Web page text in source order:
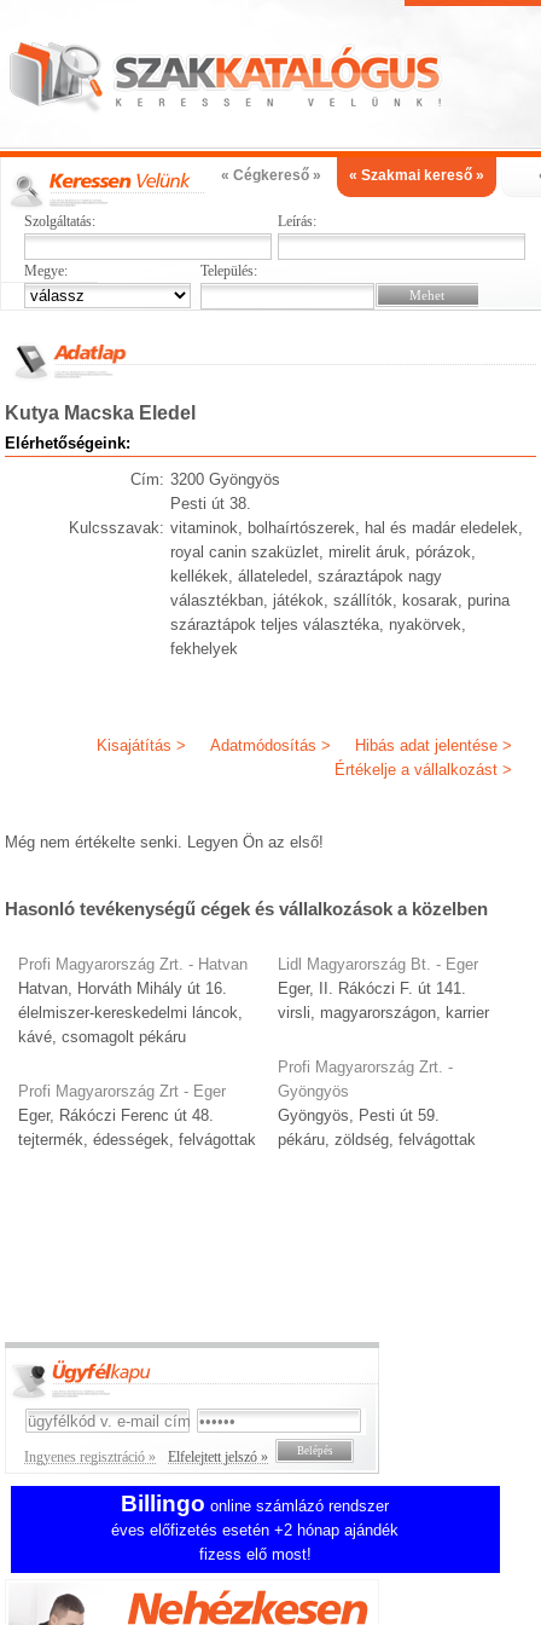
« Cégkereső » « Szakmai kereső »
Szolgáltatás: Leírás:
Megye: Település:
Kutya Macska Eledel
Elérhetőségeink:
Cím: 3200 Gyöngyös
Pesti út 38.
Kulcsszavak: vitaminok, bolhaírtószerek, hal és madár eledelek,
royal canin szaküzlet, mirelit áruk, pórázok,
kellékek, állateledel, száraztápok nagy
választékban, játékok, szállítók, kosarak, purina
száraztápok teljes választéka, nyakörvek,
fekhelyek
Hibás adat jelentése >
Adatmódosítás >
Kisajátítás >
Értékelje a vállalkozást >
Még nem értékelte senki. Legyen Ön az első!
Hasonló tevékenységű cégek és vállalkozások a közelben
Profi Magyarország Zrt. - Hatvan
Hatvan, Horváth Mihály út 16.
élelmiszer-kereskedelmi láncok,
kávé, csomagolt pékáru
Profi Magyarország Zrt - Eger
Eger, Rákóczi Ferenc út 48.
tejtermék, édességek, felvágottak
Lidl Magyarország Bt. - Eger
Eger, II. Rákóczi F. út 141.
virsli, magyarországon, karrier
Profi Magyarország Zrt. -
Gyöngyös
Gyöngyös, Pesti út 59.
pékáru, zöldség, felvágottak
Ingyenes regisztráció » Elfelejtett jelszó »
Billingo online számlázó rendszer
éves előfizetés esetén +2 hónap ajándék
fizess elő most!